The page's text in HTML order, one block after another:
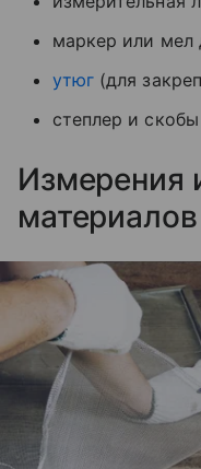
маркер или мел
утюг (для
степлер и
Измерения
материалов